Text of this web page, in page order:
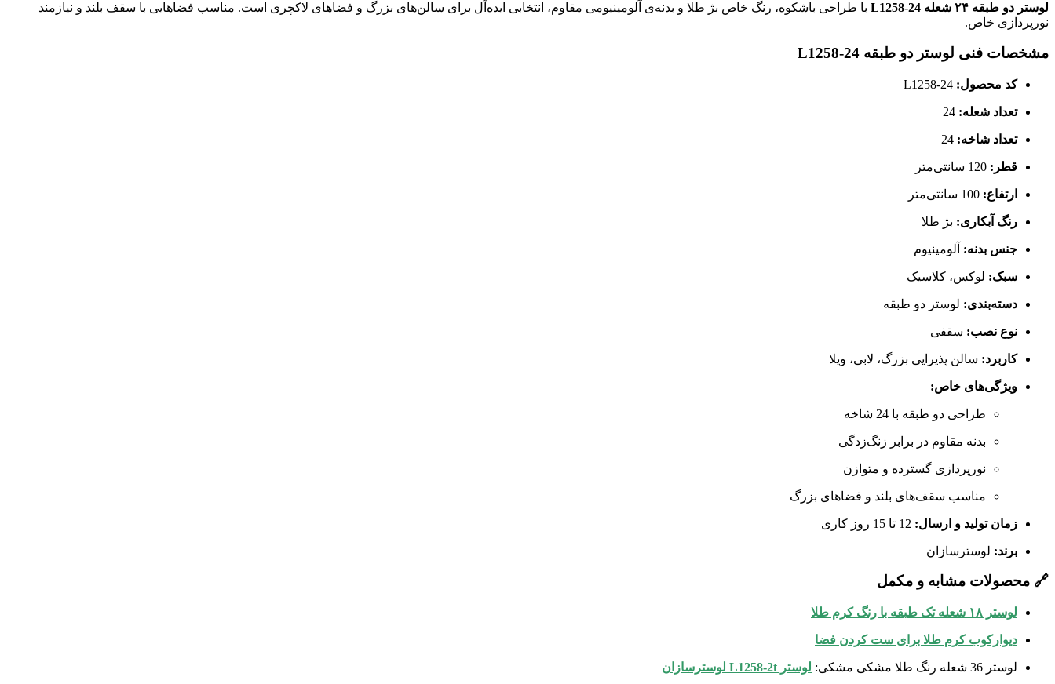
لوستر دو طبقه ۲۴ شعله L1258-24
با طراحی باشکوه، رنگ خاص بژ طلا و بدنه‌ی آلومینیومی مقاوم، انتخابی ایده‌آل برای سالن‌های بزرگ و فضاهای لاکچری است. مناسب فضاهایی با سقف بلند و نیازمند
نورپردازی خاص.
مشخصات فنی لوستر دو طبقه L1258-24
کد محصول:
تعداد شعله:
تعداد شاخه:
قطر:
ارتفاع:
رنگ آبکاری: بژ طلا
جنس بدنه: آلومینیوم
سبک: لوکس، کلاسیک
دسته‌بندی: لوستر دو طبقه
نوع نصب: سقفی
کاربرد: سالن پذیرایی بزرگ، لابی، ویلا
ویژگی‌های خاص:
طراحی دو طبقه با 24 شاخه
بدنه مقاوم در برابر زنگ‌زدگی
نورپردازی گسترده و متوازن
مناسب سقف‌های بلند و فضاهای بزرگ
زمان تولید و ارسال:
برند: لوسترسازان
🔗 محصولات مشابه و مکمل
لوستر ۱۸ شعله تک طبقه با رنگ کرم طلا
دیوارکوب کرم طلا برای ست کردن فضا
لوستر 36 شعله رنگ طلا مشکی مشکی: لوستر L1258-2t لوسترسازان